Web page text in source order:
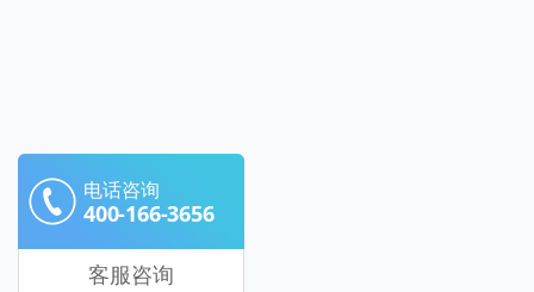
电话咨询
400-166-3656
客服咨询